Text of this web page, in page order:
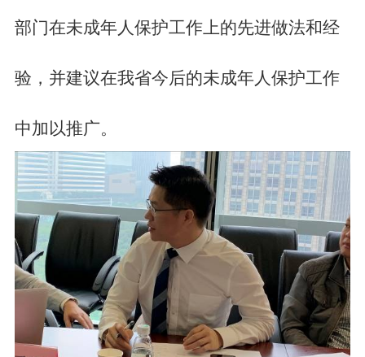
部门在未成年人保护工作上的先进做法和经
验，并建议在我省今后的未成年人保护工作
中加以推广。